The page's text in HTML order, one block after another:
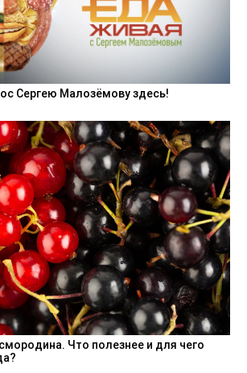
Сергею Малозёмову здесь!
Что полезнее и для чего